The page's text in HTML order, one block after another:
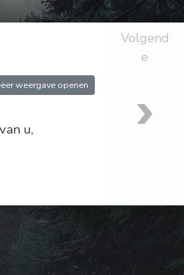
weergave openen
u,
Volgend
e